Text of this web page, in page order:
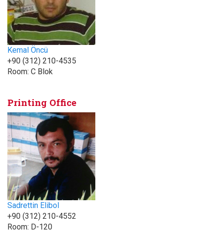
Kemal Öncü
+90 (312) 210-4535
Room: C Blok
Printing Office
Sadrettin Elibol
+90 (312) 210-4552
Room: D-120